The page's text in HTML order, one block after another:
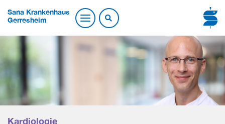
Sana Krankenhaus
Gerresheim
Kardiologie